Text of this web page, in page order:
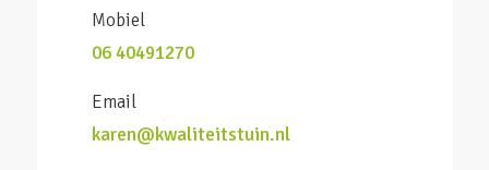
Mobiel
06 40491270
Email
karen@kwaliteitstuin.nl